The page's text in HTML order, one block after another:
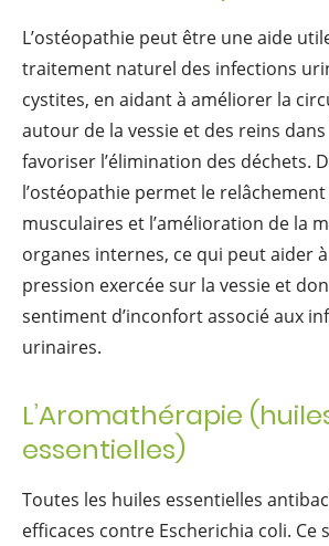
L’ostéopathie peut être une aide
traitement naturel des infections
cystites, en aidant à améliorer la
autour de la vessie et des reins
favoriser l’élimination des déchets.
l’ostéopathie permet le
musculaires et l’amélioration de la
organes internes, ce qui peut aider
pression exercée sur la vessie et
sentiment d’inconfort associé aux
urinaires.
L’Aromathérapie
essentielles)
Toutes les huiles essentielles
efficaces contre Escherichia coli. Ce